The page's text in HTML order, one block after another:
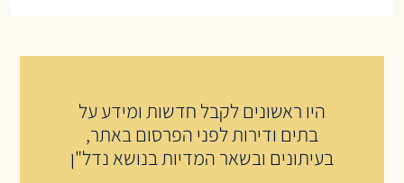
היו ראשונים לקבל חדשות ומידע על
בתים ודירות לפני הפרסום באתר,
בעיתונים ובשאר המדיות בנושא נדל"ן